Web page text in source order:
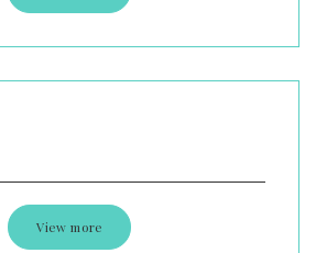
View more